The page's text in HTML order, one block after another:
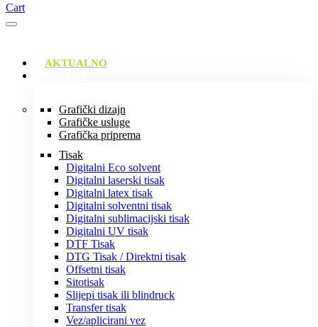
Cart
AKTUALNO
Grafički dizajn
Grafičke usluge
Grafička priprema
Tisak
Digitalni Eco solvent
Digitalni laserski tisak
Digitalni latex tisak
Digitalni solventni tisak
Digitalni sublimacijski tisak
Digitalni UV tisak
DTF Tisak
DTG Tisak / Direktni tisak
Offsetni tisak
Sitotisak
Slijepi tisak ili blindruck
Transfer tisak
Vez/aplicirani vez